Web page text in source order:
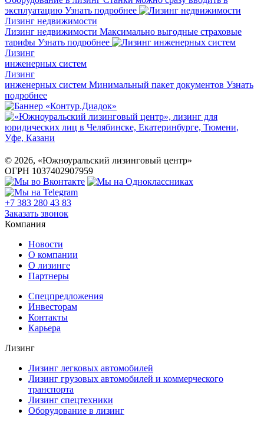
эксплуатацию Узнать подробнее
Лизинг недвижимости
Лизинг недвижимости Максимально выгодные страховые
тарифы Узнать подробнее
Лизинг
инженерных систем
Лизинг
инженерных систем Минимальный пакет документов Узнать
подробнее
© 2026, «Южноуральский лизинговый центр»
ОГРН 1037402907959
+7 383 280 43 83
Заказать звонок
Компания
Новости
О компании
О лизинге
Партнеры
Спецпредложения
Инвесторам
Контакты
Карьера
Лизинг
Лизинг легковых автомобилей
Лизинг грузовых автомобилей и коммерческого
транспорта
Лизинг спецтехники
Оборудование в лизинг